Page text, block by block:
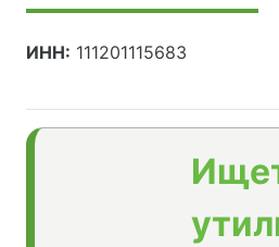
ИНН: 111201115683